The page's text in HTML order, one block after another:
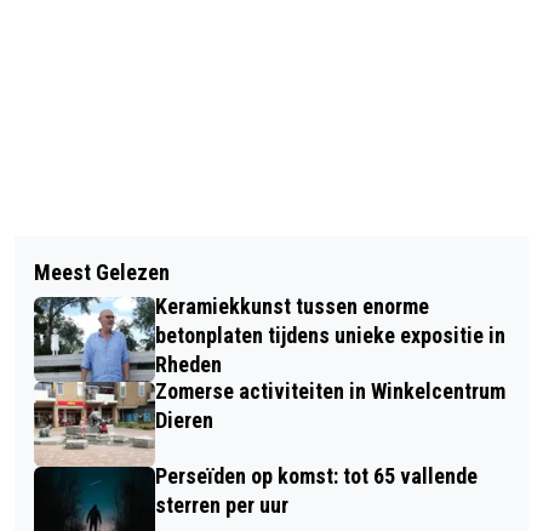
ZO HELP JE VOGELS IN DE SNEEUW: 6
TIPS
HEEL VELP SCHOON IN 2026
Meest Gelezen
Keramiekkunst tussen enorme
betonplaten tijdens unieke expositie in
Rheden
Zomerse activiteiten in Winkelcentrum
Dieren
Perseïden op komst: tot 65 vallende
sterren per uur